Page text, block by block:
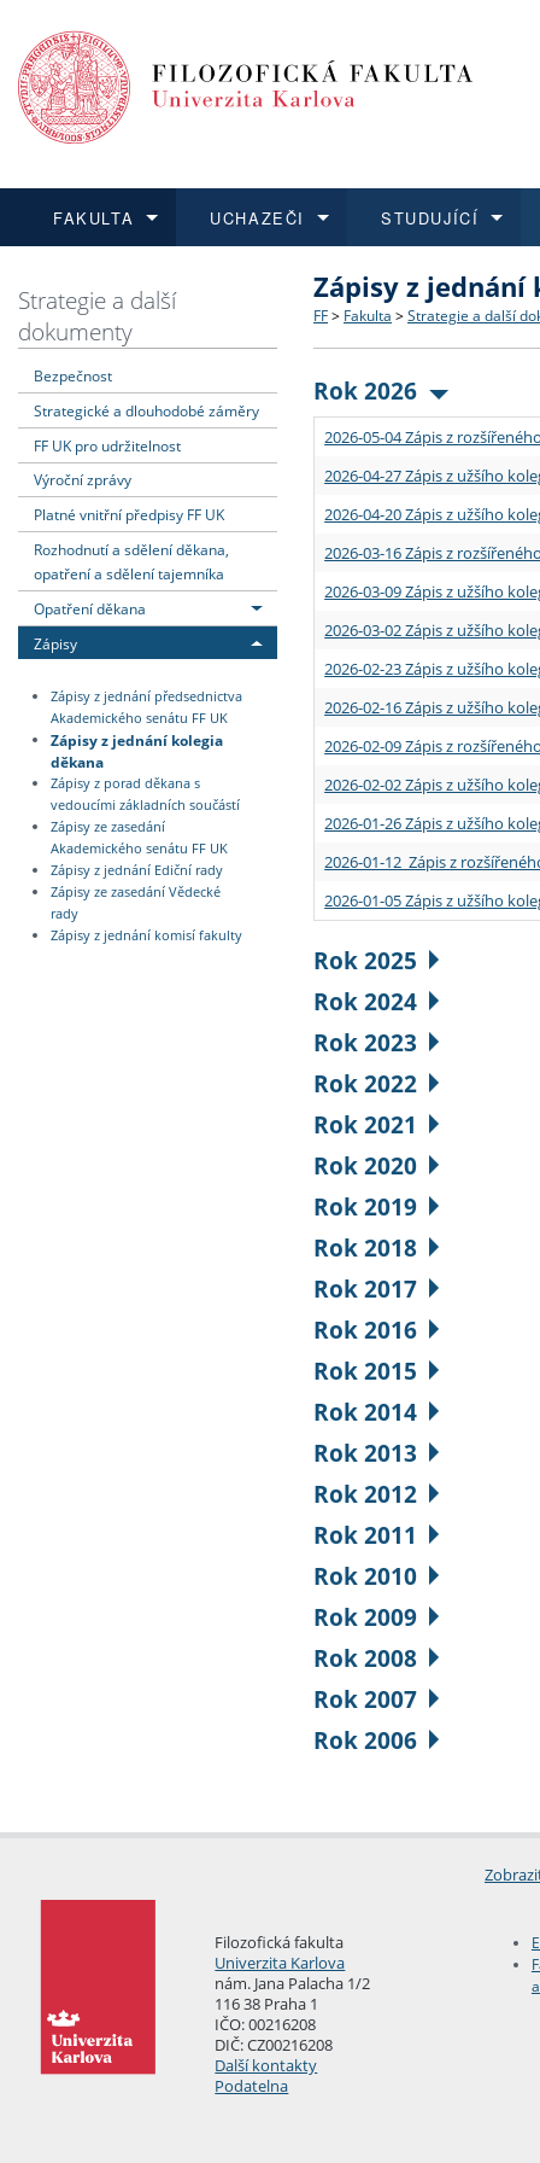
FAKULTA
Dozvědět se více
Struktura a historie
Strategie a další
Podpora a benefity pro
Absolventi fakulty
UCHAZEČI
Podat přihlášku
Co studovat a jak se
Učitelské studijní
Informace k průběhu
STUDUJÍCÍ
Dozvědět se více
Bakalářské a magisterské
Doktorské studium
Rigorózní řízení
Dozvědět se více
O vědě a výzkumu na FF
Akademické kvalifikace
Granty a projekty
Dozvědět se více
Aktuální nabídky a
Vyjíždějící studenti
Přijíždějící studenti
Vyjíždějící zaměstnanci
Strategie a další
dokumenty
Bezpečnost
Strategické a dlouhodobé záměry
FF UK pro udržitelnost
Výroční zprávy
Platné vnitřní předpisy FF UK
Rozhodnutí a sdělení děkana,
opatření a sdělení tajemníka
Opatření děkana
Zápisy
Zápisy z jednání předsednictva
Akademického senátu FF UK
Zápisy z jednání kolegia
děkana
Zápisy z porad děkana s
vedoucími základních součástí
Zápisy ze zasedání
Akademického senátu FF UK
Zápisy z jednání Ediční rady
Zápisy ze zasedání Vědecké
rady
Zápisy z jednání komisí fakulty
Zápisy z jednání
FF > Fakulta > Strategie a další
Rok 2026
2026-05-04 Zápis z
2026-04-27 Zápis z užšího
2026-04-20 Zápis z užšího
2026-03-16 Zápis z
2026-03-09 Zápis z užšího
2026-03-02 Zápis z užšího
2026-02-23 Zápis z užšího
2026-02-16 Zápis z užšího
2026-02-09 Zápis z
2026-02-02 Zápis z užšího
2026-01-26 Zápis z užšího
2026-01-12 Zápis z
2026-01-05 Zápis z užšího
Rok 2025
Rok 2024
Rok 2023
Rok 2022
Rok 2021
Rok 2020
Rok 2019
Rok 2018
Rok 2017
Rok 2016
Rok 2015
Rok 2014
Rok 2013
Rok 2012
Rok 2011
Rok 2010
Rok 2009
Rok 2008
Rok 2007
Rok 2006
Filozofická fakulta
Univerzita Karlova
nám. Jana Palacha 1/2
116 38 Praha 1
IČO: 00216208
DIČ: CZ00216208
Další kontakty
Podatelna